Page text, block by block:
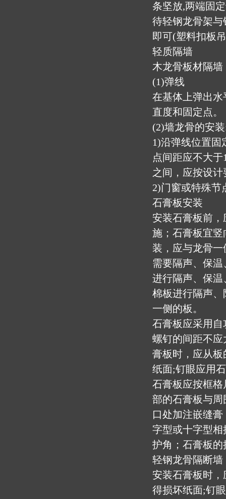
条坚放,两端固
待轻钢龙骨架
即可(塑料扣板
轻质隔墙
木龙骨板材隔墙
(1)弹线
在基体上弹出
直度和固定点。
(2)墙龙骨的安
1)沿弹线位置
点间距应不大
之间，应按设
2)门窗或特殊节
石膏板安装
安装石膏板前
施；石膏板宜
装，应与龙骨
需要隔声、保
进行隔声、保
棉板进行隔声
一侧的板。
石膏板应采用自
螺钉的间距不
膏板时，应从
纸面;钉眼应用
石膏板应按框
部的石膏板与
口处加注嵌缝
字型或十字型
护角；石膏板
轻钢龙骨隔断墙
安装石膏板时
得损坏纸面;钉